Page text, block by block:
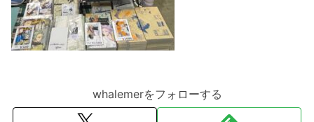
whalemerをフォローする